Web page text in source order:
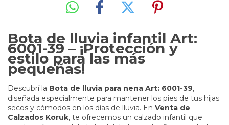
Bota de lluvia infantil Art:
6001-39 – ¡Protección y
estilo para las más
pequeñas!
Descubrí la Bota de lluvia para nena Art: 6001-39,
diseñada especialmente para mantener los pies de tus hijas
secos y cómodos en los días de lluvia. En Venta de
Calzados Koruk, te ofrecemos un calzado infantil que